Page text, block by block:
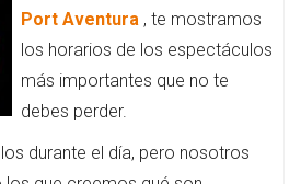
Port Aventura , te mostramos
los horarios de los espectáculos
más importantes que no te
debes perder.
durante el día, pero nosotros